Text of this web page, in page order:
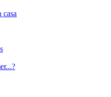
casa